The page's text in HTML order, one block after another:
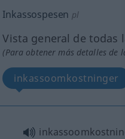
Inkassospesen pl
Vista general de todas
(Para obtener más detalles de
inkassoomkostninger